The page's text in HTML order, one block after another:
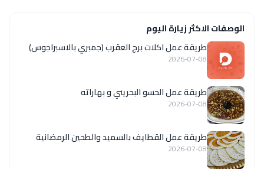
الوصفات الاكثر زيارة اليوم
طريقة عمل اكلات برج العقرب (جمبري بالاسبراجوس)
2026-07-08
طريقة عمل الحسو البحريني و بهاراته
2026-07-08
طريقة عمل القطايف بالسميد والطحين الرمضانية
2026-07-08